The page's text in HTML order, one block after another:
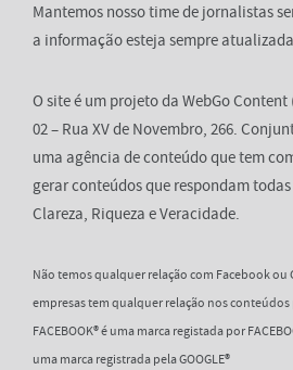
Mantemos nosso time de jornalistas
a informação esteja sempre
O site é um projeto da WebGo Content
02 – Rua XV de Novembro, 266.
uma agência de conteúdo que tem
gerar conteúdos que respondam
Clareza, Riqueza e Veracidade.
Não temos qualquer relação com Facebook ou
empresas tem qualquer relação nos
FACEBOOK® é uma marca registada por
uma marca registrada pela GOOGLE®